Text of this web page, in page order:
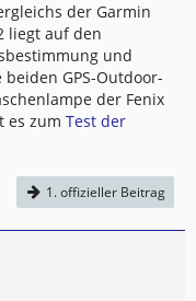
der Garmin
liegt auf den
und
GPS-Outdoor-
der Fenix
es zum Test der
1. offizieller Beitrag